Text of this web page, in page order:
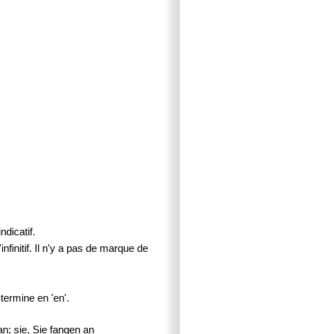
Il n'y a pas de marque de
en 'en'.
sie, Sie fangen an